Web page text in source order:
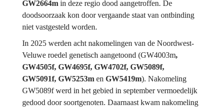
GW2664m in deze regio dood aangetroffen. De
doodsoorzaak kon door vergaande staat van ontbinding
niet vastgesteld worden.
In 2025 werden acht nakomelingen van de Noordwest-
Veluwe roedel genetisch aangetoond (GW4003m,
GW4505f, GW4695f, GW4702f, GW5089f,
GW5091f, GW5253m en GW5419m). Nakomeling
GW5089f werd in het gebied in september vermoedelijk
gedood door soortgenoten. Daarnaast kwam nakomeling